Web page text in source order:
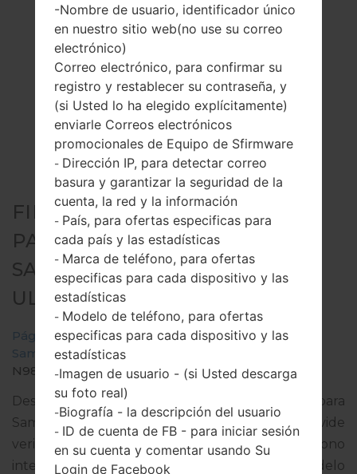
FIRMWARE OFICIAL #202328
PARA SM-N986B -
SAMSUNGGALAXY NOTE 20
ULTRA 5G
Página principal →Galaxy Note 20 Ultra 5G →
SamsungSM-N986B
N986B_1_20201223171035_j4p9axwhdp_fac.zip
Descargue la última actualización de firmware para
Samsung Galaxy Note 20 Ultra 5G, pero no olvide
verificar si el número de modelo de su teléfono
inteligente corresponde al número de modelo
-Nombre de usuario, identificador único
en nuestro sitio web(no use su correo
electrónico)
Correo electrónico, para confirmar su
registro y restablecer su contraseña, y
(si Usted lo ha elegido explícitamente)
enviarle Correos electrónicos
promocionales de Equipo de Sfirmware
- Dirección IP, para detectar correo
basura y garantizar la seguridad de la
cuenta, la red y la información
- País, para ofertas especificas para
cada país y las estadísticas
- Marca de teléfono, para ofertas
especificas para cada dispositivo y las
estadísticas
- Modelo de teléfono, para ofertas
especificas para cada dispositivo y las
estadísticas
-Imagen de usuario - (si Usted descarga
su foto real)
-Biografía - la descripción del usuario
- ID de cuenta de FB - para iniciar sesión
en su cuenta y comentar usando Su
Login de Facebook